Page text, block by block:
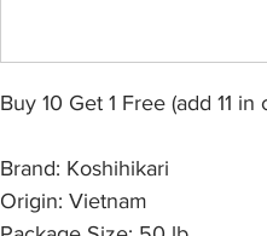
Buy 10 Get 1 Free (add 11 in
Brand: Koshihikari
Origin: Vietnam